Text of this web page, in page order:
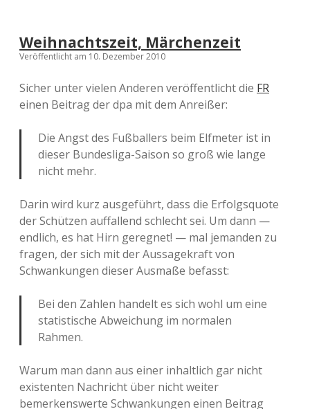
Weihnachtszeit, Märchenzeit
Veröffentlicht am 10. Dezember 2010
Sicher unter vielen Anderen veröffentlicht die FR
einen Beitrag der dpa mit dem Anreißer:
Die Angst des Fußballers beim Elfmeter ist in
dieser Bundesliga-Saison so groß wie lange
nicht mehr.
Darin wird kurz ausgeführt, dass die Erfolgsquote
der Schützen auffallend schlecht sei. Um dann —
endlich, es hat Hirn geregnet! — mal jemanden zu
fragen, der sich mit der Aussagekraft von
Schwankungen dieser Ausmaße befasst:
Bei den Zahlen handelt es sich wohl um eine
statistische Abweichung im normalen
Rahmen.
Warum man dann aus einer inhaltlich gar nicht
existenten Nachricht über nicht weiter
bemerkenswerte Schwankungen einen Beitrag